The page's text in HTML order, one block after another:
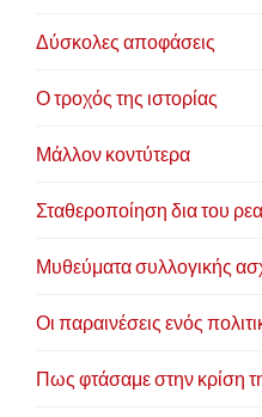
Δύσκολες αποφάσεις
Ο τροχός της ιστορίας
Μάλλον κοντύτερα
Σταθεροποίηση δια του
Μυθεύματα συλλογικής
Οι παραινέσεις ενός
Πως φτάσαμε στην κρίση